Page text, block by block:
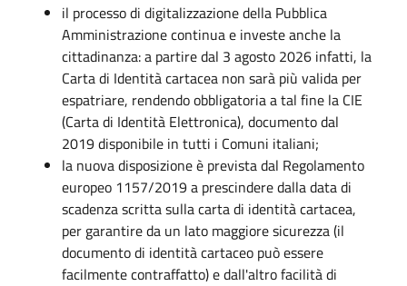
il processo di digitalizzazione della Pubblica
Amministrazione continua e investe anche la
cittadinanza: a partire dal 3 agosto 2026 infatti, la
Carta di Identità cartacea non sarà più valida per
espatriare, rendendo obbligatoria a tal fine la CIE
(Carta di Identità Elettronica), documento dal
2019 disponibile in tutti i Comuni italiani;
la nuova disposizione è prevista dal Regolamento
europeo 1157/2019 a prescindere dalla data di
scadenza scritta sulla carta di identità cartacea,
per garantire da un lato maggiore sicurezza (il
documento di identità cartaceo può essere
facilmente contraffatto) e dall'altro facilità di